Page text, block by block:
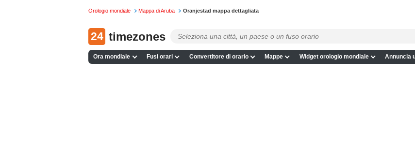
Orologio mondiale Mappa di Aruba Oranjestad mappa dettagliata
24 timezones
Ora mondiale Fusi orari Convertitore di orario Mappe Widget orologio mondiale Annuncia